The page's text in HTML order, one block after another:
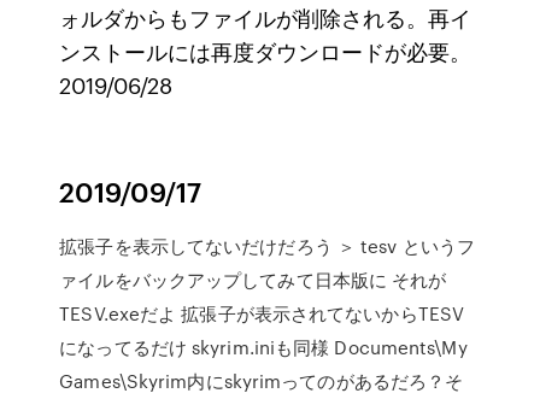
ォルダからもファイルが削除される。再イ
ンストールには再度ダウンロードが必要。
2019/06/28
2019/09/17
拡張子を表示してないだけだろう ＞ tesv というフ
ァイルをバックアップしてみて日本版に それが
TESV.exeだよ 拡張子が表示されてないからTESV
になってるだけ skyrim.iniも同様 Documents\My
Games\Skyrim内にskyrimってのがあるだろ？そ